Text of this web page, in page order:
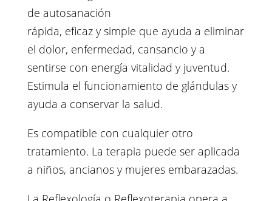
de autosanación
rápida, eficaz y simple que ayuda a eliminar
el dolor, enfermedad, cansancio y a
sentirse con energía vitalidad y juventud.
Estimula el funcionamiento de glándulas y
ayuda a conservar la salud.
Es compatible con cualquier otro
tratamiento. La terapia puede ser aplicada
a niños, ancianos y mujeres embarazadas.